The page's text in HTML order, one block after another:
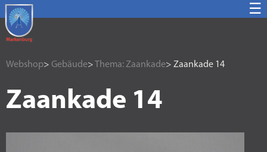
☰
Webshop> Gebäude> Thema: Zaankade> Zaankade 14
Zaankade 14